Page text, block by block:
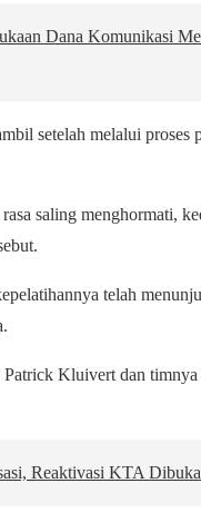
Dana Komunikasi
setelah melalui proses
saling menghormati,
telah
Kluivert dan
Reaktivasi KTA